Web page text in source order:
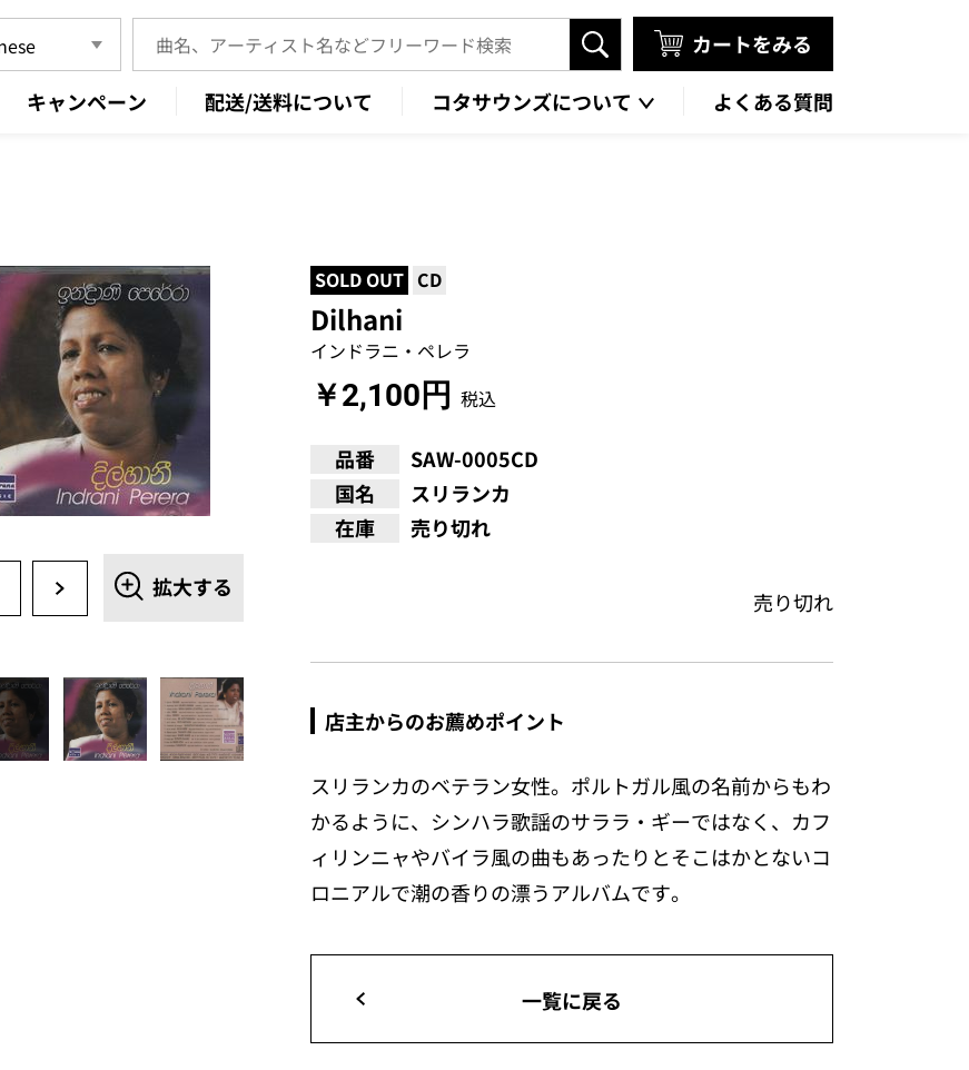
カートをみる
キャンペーン 配送/送料について コタサウンズについて よくある質問
拡大する
SOLD OUT CD
Dilhani
インドラニ・ペレラ
￥2,100円 税込
品番
SAW-0005CD
国名
スリランカ
在庫
売り切れ
売り切れ
店主からのお薦めポイント
スリランカのベテラン女性。ポルトガル風の名前からもわ
かるように、シンハラ歌謡のサララ・ギーではなく、カフ
ィリンニャやバイラ風の曲もあったりとそこはかとないコ
ロニアルで潮の香りの漂うアルバムです。
一覧に戻る